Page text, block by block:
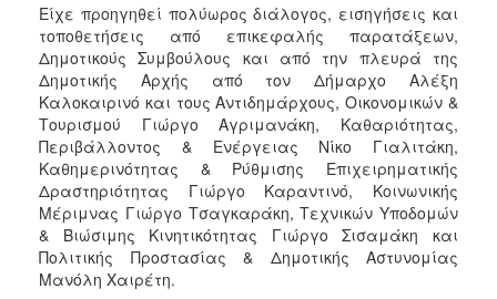
Είχε προηγηθεί πολύωρος διάλογος, εισηγήσεις και
τοποθετήσεις από επικεφαλής παρατάξεων,
Δημοτικούς Συμβούλους και από την πλευρά της
Δημοτικής Αρχής από τον Δήμαρχο Αλέξη
Καλοκαιρινό και τους Αντιδημάρχους, Οικονομικών &
Τουρισμού Γιώργο Αγριμανάκη, Καθαριότητας,
Περιβάλλοντος & Ενέργειας Νίκο Γιαλιτάκη,
Καθημερινότητας & Ρύθμισης Επιχειρηματικής
Δραστηριότητας Γιώργο Καραντινό, Κοινωνικής
Μέριμνας Γιώργο Τσαγκαράκη, Τεχνικών Υποδομών
& Βιώσιμης Κινητικότητας Γιώργο Σισαμάκη και
Πολιτικής Προστασίας & Δημοτικής Αστυνομίας
Μανόλη Χαιρέτη.